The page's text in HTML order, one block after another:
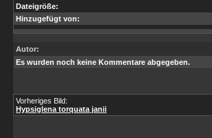
Dateigröße:
Hinzugefügt von:
Autor:
Es wurden noch keine Kommentare abgegeben.
Vorheriges Bild:
Hypsiglena torquata janii